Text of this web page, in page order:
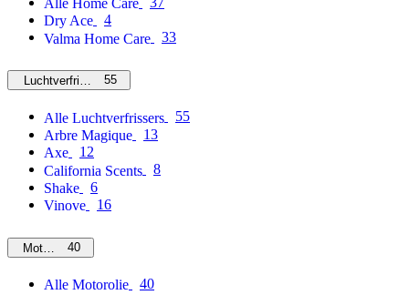
Dry Ace
4
Valma Home Care
33
Luchtverfrissers55
Alle Luchtverfrissers
55
Arbre Magique
13
Axe
12
California Scents
8
Shake
6
Vinove
16
Motorolie40
Alle Motorolie
40